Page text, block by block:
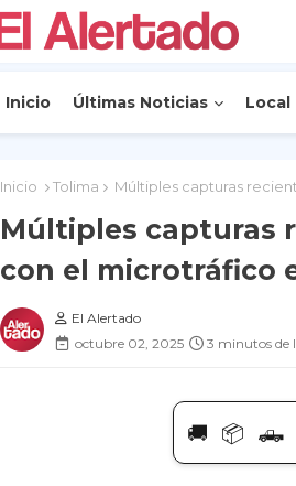
Inicio Últimas Noticias Local
Inicio Tolima Múltiples capturas
Múltiples capturas
con el microtráfico
El Alertado
octubre 02, 2025
3 minutos de
🚚 📦 🛻